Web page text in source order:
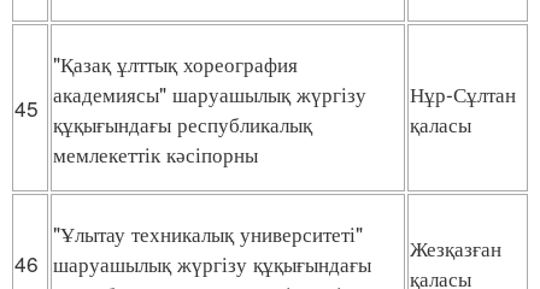
45
"Қазақ ұлттық хореография
академиясы" шаруашылық жүргізу
құқығындағы республикалық
мемлекеттік кәсіпорны
Нұр-Сұлтан
қаласы
46
"Ұлытау техникалық университеті"
шаруашылық жүргізу құқығындағы
Жезқазған
қаласы